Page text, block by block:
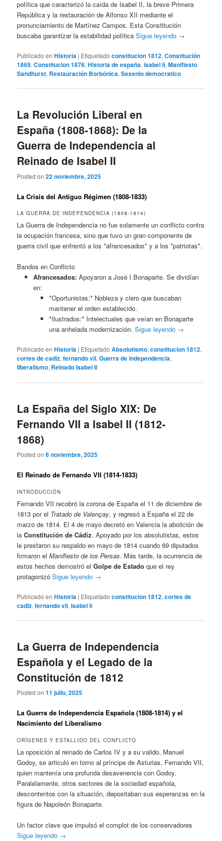
política que caracterizó la caída de Isabel II, la breve Primera
República y la restauración de Alfonso XII mediante el
pronunciamiento de Martínez Campos. Esta Constitución
buscaba garantizar la estabilidad políticaSigue leyendo →
Publicado en Historia | Etiquetado constitucion 1812,Constitución
1869,Constitucion 1876,Historia de españa,isabel ii,Manifiesto
Sandhurst, Restauración Borbónica,Sexenio democratico
La Revolución Liberal en
España (1808-1868): De la
Guerra de Independencia al
Reinado de Isabel II
Posted on22 noviembre, 2025
La Crisis del Antiguo Régimen (1808-1833)
LA GUERRA DE INDEPENDENCIA (1808-1814)
La Guerra de Independencia no fue solamente un conflicto contra
la ocupación francesa, sino que tuvo un gran componente de
guerra civil que enfrentó a los *afrancesados* y a los *patriotas*.
Bandos en Conflicto
Afrancesados:Apoyaron a José I Bonaparte. Se dividían
en:
*Oportunistas:* Nobleza y clero que buscaban
mantener el orden establecido.
*Ilustrados:* Intelectuales que veían en Bonaparte
una anhelada modernización.Sigue leyendo →
Publicado en Historia | Etiquetado Absolutismo,constitucion 1812,
cortes de cadiz,fernando vii,Guerra de independencia,
liberalismo, Reinado Isabel II
La España del Siglo XIX: De
Fernando VII a Isabel II (1812-
1868)
Posted on6 noviembre, 2025
El Reinado de Fernando VII (1814-1833)
INTRODUCCIÓN
Fernando VII recobró la corona de España el 11 de diciembre de
1813 por el Tratado de Valençay, y regresó a España el 22 de
marzo de 1814. El 4 de mayo decretó en Valencia la abolición de
laConstitución de Cádiz. Apoyado por los absolutistas, estos
le prestaron su respaldo en mayo de 1814 cuando 69 diputados
firmaron elManifiesto de los Persas. Más tarde, la ocurrencia de
estos hechos demostró elGolpe de Estado que el rey
protagonizóSigue leyendo →
Publicado en Historia | Etiquetado constitucion 1812,cortes de
cadiz,fernando vii,isabel ii
La Guerra de Independencia
Española y el Legado de la
Constitución de 1812
Posted on11 julio, 2025
La Guerra de Independencia Española (1808-1814) y el
Nacimiento del Liberalismo
ORÍGENES Y ESTALLIDO DEL CONFLICTO
La oposición al reinado de Carlos IV y a su valido, Manuel
Godoy, se articuló en torno al príncipe de Asturias, Fernando VII,
quien mantenía una profunda desavenencia con Godoy.
Paralelamente, otros sectores de la sociedad española,
descontentos con la situación, depositaban sus esperanzas en la
figura de Napoleón Bonaparte.
Un factor clave que impulsó el complot de los conservadores
Sigue leyendo →